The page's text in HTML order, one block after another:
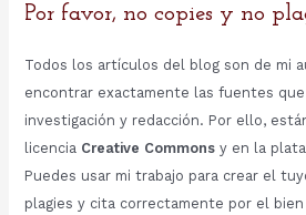
Por favor, no copies y no
Todos los artículos del blog son de mi
encontrar exactamente las fuentes
investigación y redacción. Por ello,
licencia Creative Commonsy en la
Puedes usar mi trabajo para crear el
plagies y cita correctamente por el